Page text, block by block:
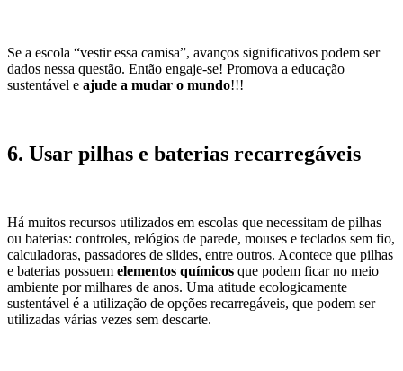
Se a escola “vestir essa camisa”, avanços significativos podem ser
dados nessa questão. Então engaje-se! Promova a educação
sustentável e ajude a mudar o mundo!!!
6. Usar pilhas e baterias recarregáveis
Há muitos recursos utilizados em escolas que necessitam de pilhas
ou baterias: controles, relógios de parede, mouses e teclados sem fio,
calculadoras, passadores de slides, entre outros. Acontece que pilhas
e baterias possuem elementos químicos que podem ficar no meio
ambiente por milhares de anos. Uma atitude ecologicamente
sustentável é a utilização de opções recarregáveis, que podem ser
utilizadas várias vezes sem descarte.